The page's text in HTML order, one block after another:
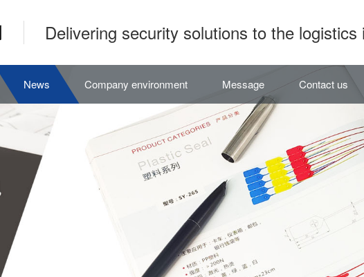
Delivering security solutions to the logistics
News Company environment Message Contact us